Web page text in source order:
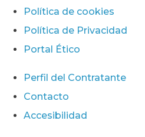
Política de cookies
Política de Privacidad
Portal Ético
Perfil del Contratante
Contacto
Accesibilidad